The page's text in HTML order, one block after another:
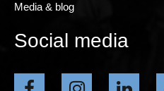
Media & blog
Social media